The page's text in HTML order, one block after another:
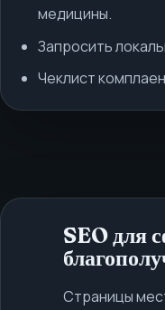
медицины.
Запросить
Чеклист
SEO для
Страницы